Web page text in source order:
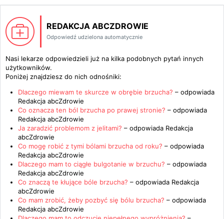
REDAKCJA ABCZDROWIE
Odpowiedź udzielona automatycznie
Nasi lekarze odpowiedzieli już na kilka podobnych pytań innych
użytkowników.
Poniżej znajdziesz do nich odnośniki:
Dlaczego miewam te skurcze w obrębie brzucha? – odpowiada
Redakcja abcZdrowie
Co oznacza ten ból brzucha po prawej stronie? – odpowiada
Redakcja abcZdrowie
Ja zaradzić problemom z jelitami? – odpowiada Redakcja
abcZdrowie
Co mogę robić z tymi bólami brzucha od roku? – odpowiada
Redakcja abcZdrowie
Dlaczego mam to ciągłe bulgotanie w brzuchu? – odpowiada
Redakcja abcZdrowie
Co znaczą te kłujące bóle brzucha? – odpowiada Redakcja
abcZdrowie
Co mam zrobić, żeby pozbyć się bólu brzucha? – odpowiada
Redakcja abcZdrowie